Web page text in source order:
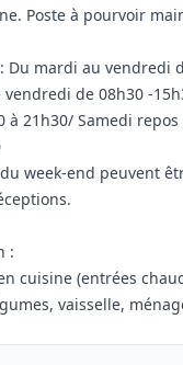
Poste à pourvoir
Du mardi au vendredi
de 08h30 -
à 21h30/ Samedi
week-end peuvent
:
cuisine (entrées
vaisselle,